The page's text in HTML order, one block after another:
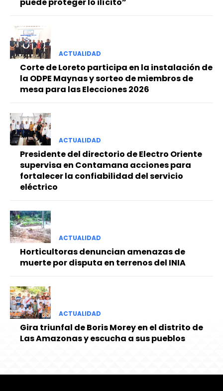
puede proteger lo ilícito”
ACTUALIDAD
Corte de Loreto participa en la instalación de
la ODPE Maynas y sorteo de miembros de
mesa para las Elecciones 2026
ACTUALIDAD
Presidente del directorio de Electro Oriente
supervisa en Contamana acciones para
fortalecer la confiabilidad del servicio
eléctrico
ACTUALIDAD
Horticultoras denuncian amenazas de
muerte por disputa en terrenos del INIA
ACTUALIDAD
Gira triunfal de Boris Morey en el distrito de
Las Amazonas y escucha a sus pueblos